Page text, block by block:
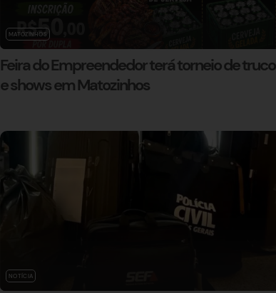
MATOZINHOS
Feira do Empreendedor terá torneio de truco
e shows em Matozinhos
NOTÍCIA